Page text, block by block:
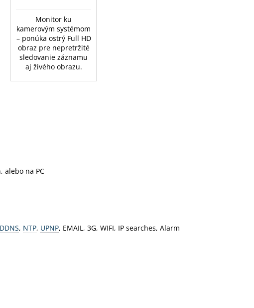
Monitor ku
kamerovým systémom
– ponúka ostrý Full HD
obraz pre nepretržité
sledovanie záznamu
aj živého obrazu.
alebo na PC
DDNS, NTP, UPNP, EMAIL, 3G, WIFI, IP searches, Alarm